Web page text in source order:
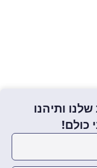
ותיהנו
כולם!